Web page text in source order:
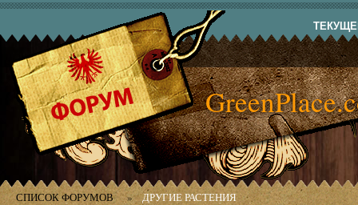
СПИСОК ФОРУМОВ » ДРУГИЕ РАСТЕНИЯ